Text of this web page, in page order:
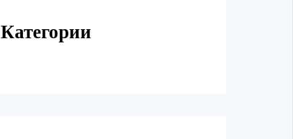
Категории